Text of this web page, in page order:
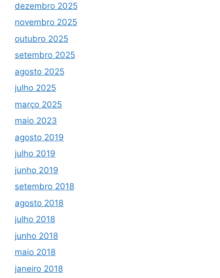
dezembro 2025
novembro 2025
outubro 2025
setembro 2025
agosto 2025
julho 2025
março 2025
maio 2023
agosto 2019
julho 2019
junho 2019
setembro 2018
agosto 2018
julho 2018
junho 2018
maio 2018
janeiro 2018